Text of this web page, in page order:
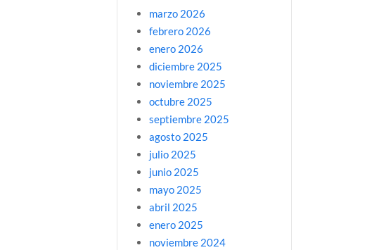
marzo 2026
febrero 2026
enero 2026
diciembre 2025
noviembre 2025
octubre 2025
septiembre 2025
agosto 2025
julio 2025
junio 2025
mayo 2025
abril 2025
enero 2025
noviembre 2024